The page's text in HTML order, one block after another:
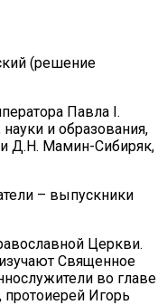
(решение
Павла I.
и образования,
Д.Н. Мамин-Сибиряк,
– выпускники
Церкви.
Священное
во главе
Игорь